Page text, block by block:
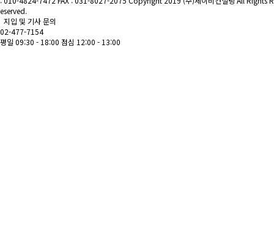
eserved.
지입 및 기사 문의
02-477-7154
평일 09:30 - 18:00 점심 12:00 - 13:00